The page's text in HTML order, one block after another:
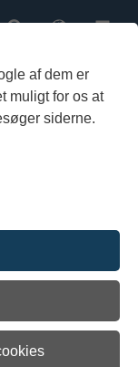
af dem er
muligt for os at
siderne.